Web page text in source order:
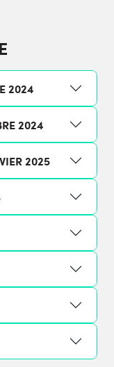
2024
2024
2025